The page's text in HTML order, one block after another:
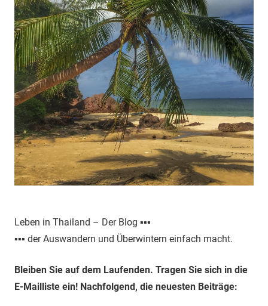
Leben in Thailand – Der Blog ▪▪▪
▪▪▪ der Auswandern und Überwintern einfach macht.
Bleiben Sie auf dem Laufenden. Tragen Sie sich in die
E-Mailliste ein! Nachfolgend, die neuesten Beiträge: